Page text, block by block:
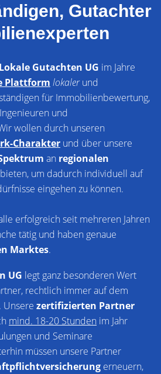
Gutachter
Gutachten UG im Jahre
Plattform lokalerund
für Immobilienbewertung,
und
wollen durch unseren
Charakter und über unsere
an regionalen
um dadurch individuell auf
eingehen zu können.
erfolgreich seit mehreren Jahren
tätig und haben genaue
Marktes.
UG legt ganz besonderen Wert
rechtlich immer auf dem
Unsere zertifizierten Partner
mind. 18-20 Stunden im Jahr
und Seminare
müssen unsere Partner
erneuern,